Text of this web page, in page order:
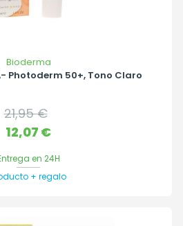
Bioderma
Photoderm 50+, Tono Claro
Precio
base
21,95 €
Precio
12,07 €
en 24H
+ regalo